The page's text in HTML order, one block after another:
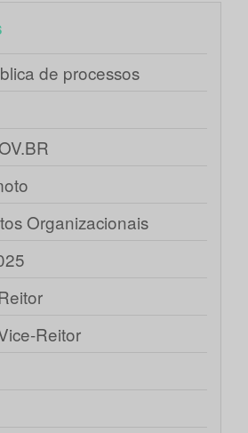
de processos
Organizacionais
Reitor